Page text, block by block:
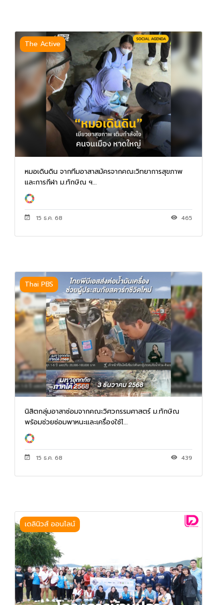
The Active
หมอเดินดิน จากทีมอาสาสมัครจากคณะวิทยาการสุขภาพ
และการกีฬา ม.ทักษิณ ฯ...
15 ธ.ค. 68 465
Thai PBS
นิสิตกลุ่มอาสาซ่อมจากคณะวิศวกรรมศาสตร์ ม.ทักษิณ
พร้อมช่วยซ่อมพาหนะและเครื่องใช้ไ...
15 ธ.ค. 68 439
เดลินิวส์ ออนไลน์